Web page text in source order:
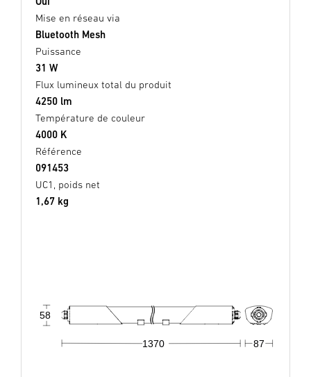
Mise en réseau via
Bluetooth Mesh
Puissance
31 W
Flux lumineux total du produit
4250 lm
Température de couleur
4000 K
Référence
091453
UC1, poids net
1,67 kg
87
1370
58